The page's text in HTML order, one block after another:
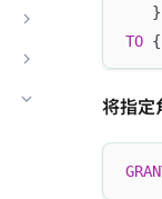
   }
TO {
将指定